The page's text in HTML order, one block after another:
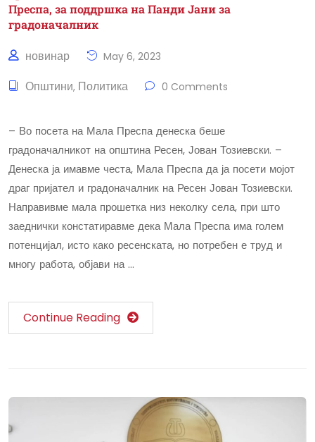
Преспа, за поддршка на Панди Јани за
градоначалник
новинар May 6, 2023
Општини, Политика 0 Comments
– Во посета на Мала Преспа денеска беше
градоначалникот на општина Ресен, Јован Тозиевски. –
Денеска ја имавме честа, Мала Преспа да ја посети мојот
драг пријател и градоначалник на Ресен Јован Тозиевски.
Направивме мала прошетка низ неколку села, при што
заеднички констатиравме дека Мала Преспа има голем
потенцијал, исто како ресенската, но потребен е труд и
многу работа, објави на …
Continue Reading